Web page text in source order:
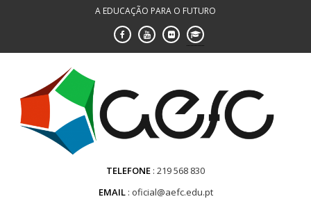
A EDUCAÇÃO PARA O FUTURO
TELEFONE 219 568 830
EMAIL oficial@aefc.edu.pt